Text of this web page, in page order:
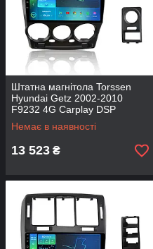
Штатна магнітола Torssen
Hyundai Getz 2002-2010
F9232 4G Carplay DSP
Немає в наявності
13 523 ₴